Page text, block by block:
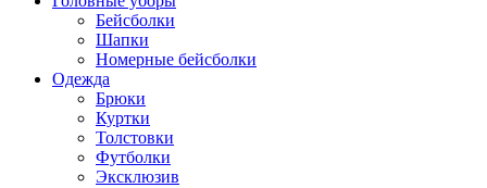
Бейсболки
Шапки
Номерные бейсболки
Одежда
Брюки
Куртки
Толстовки
Футболки
Эксклюзив